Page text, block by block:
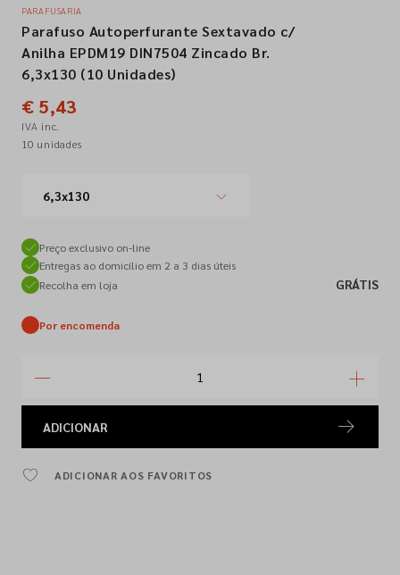
Siga-nos nas redes sociais
PARAFUSARIA
Parafuso Autoperfurante Sextavado c/
Anilha EPDM19 DIN7504 Zincado Br.
6,3x130 (10 Unidades)
€ 5,43
IVA inc.
10 unidades
6,3x130
Preço exclusivo on-line
Entregas ao domicílio em 2 a 3 dias úteis
Recolha em loja
GRÁTIS
Por encomenda
ADICIONAR
ADICIONAR AOS FAVORITOS